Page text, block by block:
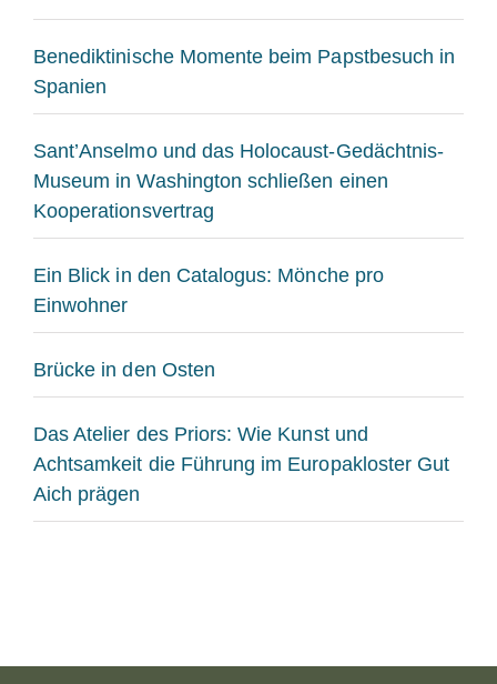
Benediktinische Momente beim Papstbesuch in
Spanien
Sant’Anselmo und das Holocaust-Gedächtnis-
Museum in Washington schließen einen
Kooperationsvertrag
Ein Blick in den Catalogus: Mönche pro
Einwohner
Brücke in den Osten
Das Atelier des Priors: Wie Kunst und
Achtsamkeit die Führung im Europakloster Gut
Aich prägen